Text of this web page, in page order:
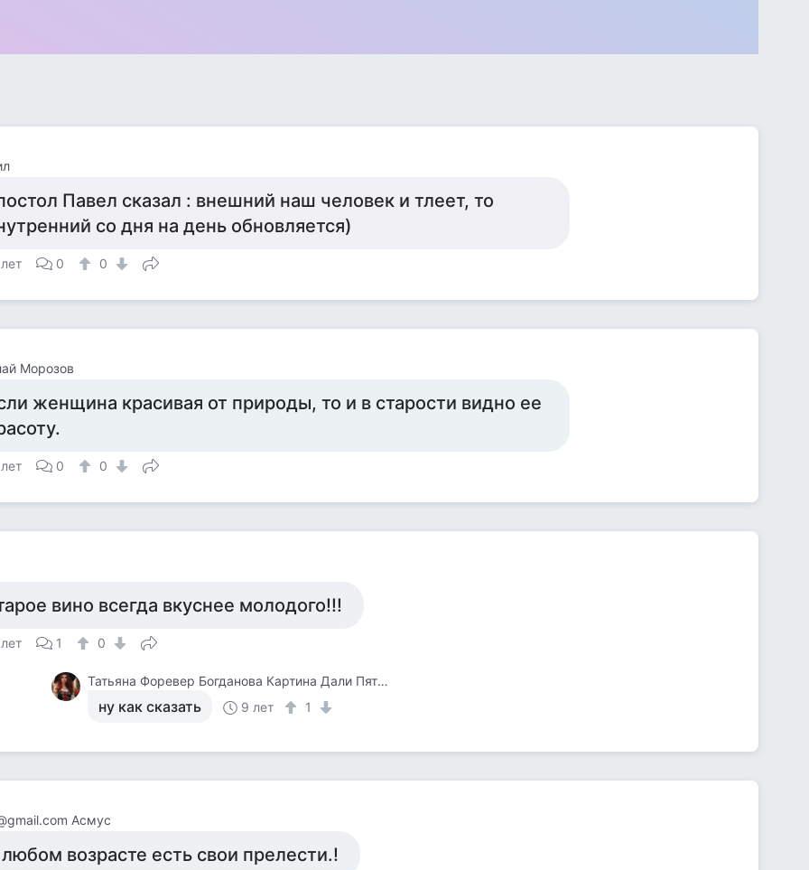
Павел сказал : внешний наш человек и тлеет, то
со дня на день обновляется)
0 0
Морозов
женщина красивая от природы, то и в старости видно ее
0 0
вино всегда вкуснее молодого!!!
1 0
Татьяна Форевер Богданова Картина Дали Пять Минут До Пробуждения Или Кормежки Кошек
ну как сказать 9 лет 1
Асмус
возрасте есть свои прелести.!